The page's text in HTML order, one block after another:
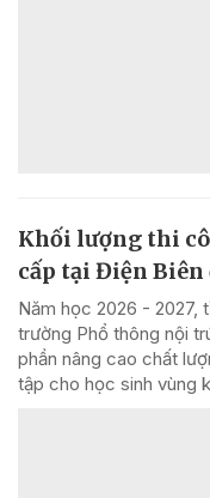
Khối lượng thi
cấp tại Điện Biên
Năm học 2026 - 2027,
trường Phổ thông nội
phần nâng cao chất
tập cho học sinh vùng